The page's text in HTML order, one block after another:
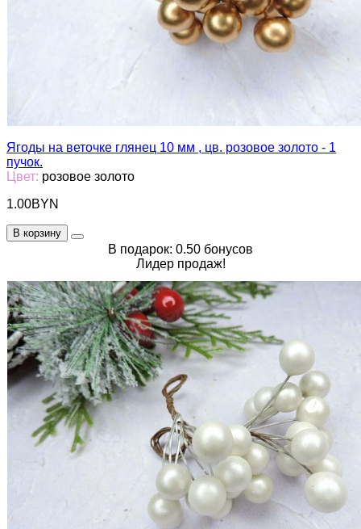
Ягоды на веточке глянец 10 мм , цв. розовое золото - 1
пучок.
Цвет: розовое золото
1.00BYN
В корзину
В подарок: 0.50 бонусов
Лидер продаж!